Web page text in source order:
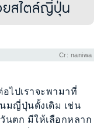
สไตล์ญี่ปุ่น
Cr: naniwa
ไปเราจะพามาที่
มญี่ปุ่นดั้งเดิม เช่น
นตก มีให้เลือกหลาก